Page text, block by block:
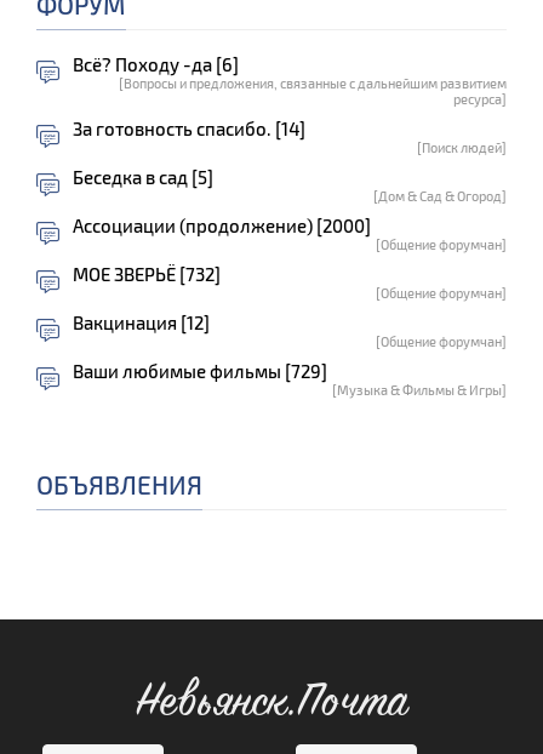
Всё? Походу -да [6]
[Вопросы и предложения, связанные с дальнейшим развитием
ресурса]
За готовность спасибо. [14]
[Поиск людей]
Беседка в сад [5]
[Дом & Сад & Огород]
Ассоциации (продолжение) [2000]
[Общение форумчан]
МОЕ ЗВЕРЬЁ [732]
[Общение форумчан]
Вакцинация [12]
[Общение форумчан]
Ваши любимые фильмы [729]
[Музыка & Фильмы & Игры]
ОБЪЯВЛЕНИЯ
Невьянск.Почта